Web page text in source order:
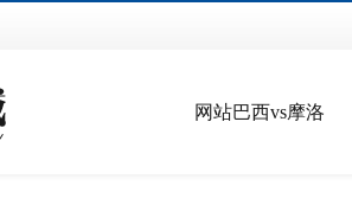
网站巴西vs摩洛